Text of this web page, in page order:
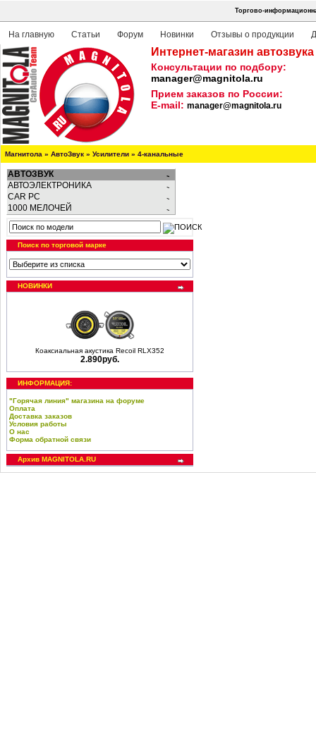
Торгово-
На главную Статьи Форум Новинки Отзывы о продукции
Интернет-магазин
Консультации по подбору:
manager@magnitola.ru
Прием заказов по России:
E-mail: manager@magnitola.ru
Магнитола » АвтоЗвук » Усилители » 4-канальные
АВТОЗВУК
АВТОЭЛЕКТРОНИКА
CAR PC
1000 МЕЛОЧЕЙ
Поиск по торговой марке
НОВИНКИ
Коаксиальная акустика Recoil RLX352
2.890руб.
ИНФОРМАЦИЯ:
"Горячая линия" магазина на форуме
Оплата
Доставка заказов
Условия работы
О нас
Форма обратной связи
Архив MAGNITOLA.RU